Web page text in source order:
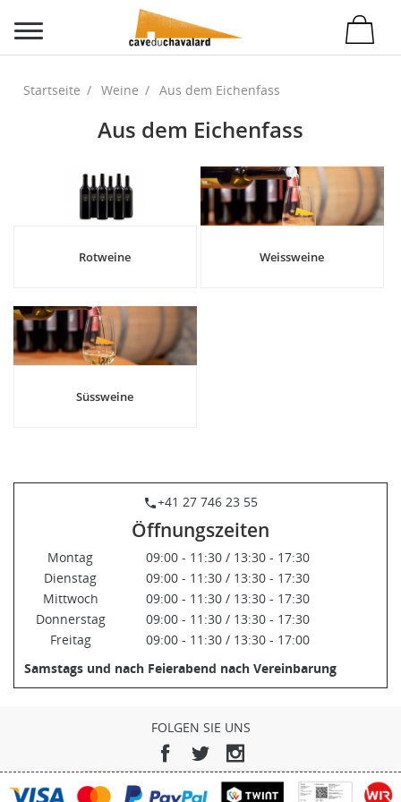
Startseite Weine Aus dem Eichenfass
Aus dem Eichenfass
Rotweine Weissweine
Süssweine
phone+41 27 746 23 55
Öffnungszeiten
Montag
09:00 - 11:30 / 13:30 - 17:30
Dienstag
09:00 - 11:30 / 13:30 - 17:30
Mittwoch
09:00 - 11:30 / 13:30 - 17:30
Donnerstag
09:00 - 11:30 / 13:30 - 17:30
Freitag
09:00 - 11:30 / 13:30 - 17:00
Samstags und nach Feierabend nach Vereinbarung
FOLGEN SIE UNS
Facebook
TwitterInstagram